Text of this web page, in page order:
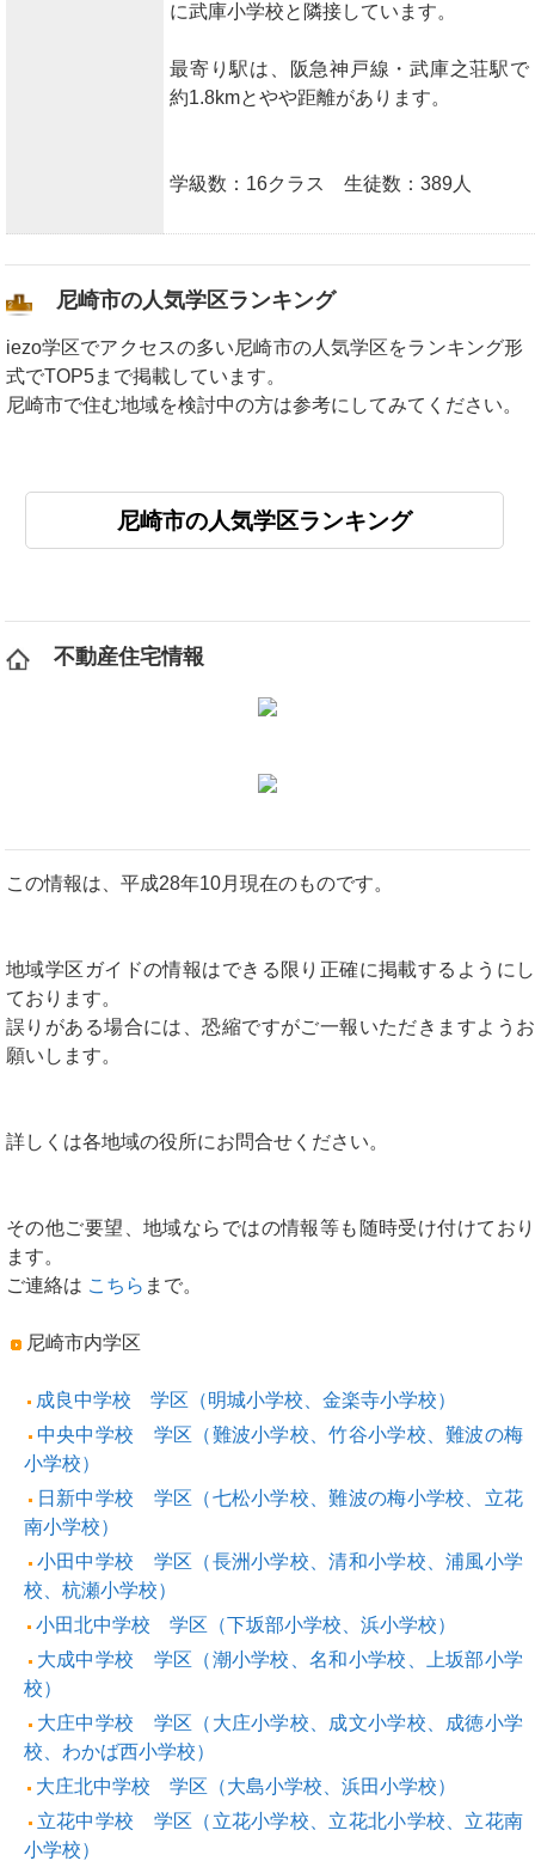
に武庫小学校と隣接しています。
最寄り駅は、阪急神戸線・武庫之荘駅で
約1.8kmとやや距離があります。
学級数：16クラス 生徒数：389人
尼崎市の人気学区ランキング
iezo学区でアクセスの多い尼崎市の人気学区をランキング形
式でTOP5まで掲載しています。
尼崎市で住む地域を検討中の方は参考にしてみてください。
尼崎市の人気学区ランキング
不動産住宅情報
この情報は、平成28年10月現在のものです。
地域学区ガイドの情報はできる限り正確に掲載するようにし
ております。
誤りがある場合には、恐縮ですがご一報いただきますようお
願いします。
詳しくは各地域の役所にお問合せください。
その他ご要望、地域ならではの情報等も随時受け付けており
ます。
ご連絡は こちら まで。
尼崎市内学区
成良中学校 学区（明城小学校、金楽寺小学校）
中央中学校 学区（難波小学校、竹谷小学校、難波の梅
小学校）
日新中学校 学区（七松小学校、難波の梅小学校、立花
南小学校）
小田中学校 学区（長洲小学校、清和小学校、浦風小学
校、杭瀬小学校）
小田北中学校 学区（下坂部小学校、浜小学校）
大成中学校 学区（潮小学校、名和小学校、上坂部小学
校）
大庄中学校 学区（大庄小学校、成文小学校、成徳小学
校、わかば西小学校）
大庄北中学校 学区（大島小学校、浜田小学校）
立花中学校 学区（立花小学校、立花北小学校、立花南
小学校）